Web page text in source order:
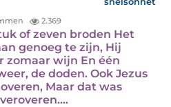
2.369
of zeven broden Het
genoeg te zijn, Hij
zomaar wijn En één
de doden. Ook Jezus
Maar dat was